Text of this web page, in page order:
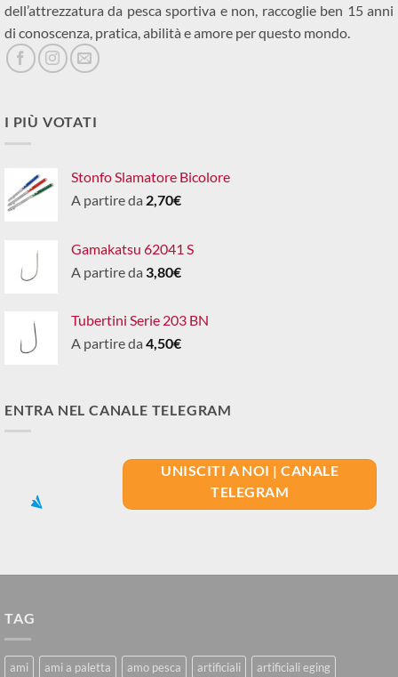
dell’attrezzatura da pesca sportiva e non, raccoglie ben 15 anni
di conoscenza, pratica, abilità e amore per questo mondo.
I PIÙ VOTATI
Stonfo Slamatore Bicolore
A partire da 2,70€
Gamakatsu 62041 S
A partire da 3,80€
Tubertini Serie 203 BN
A partire da 4,50€
ENTRA NEL CANALE TELEGRAM
UNISCITI A NOI | CANALE
TELEGRAM
TAG
ami ami a paletta amo pesca artificiali
artificiali eging